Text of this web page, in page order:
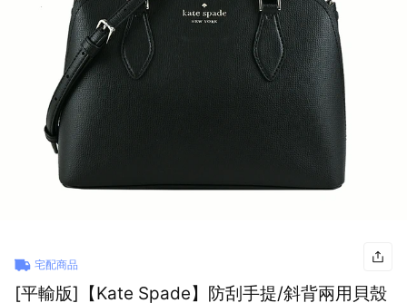
宅配商品
[平輸版]【Kate Spade】防刮手提/斜背兩用貝殼